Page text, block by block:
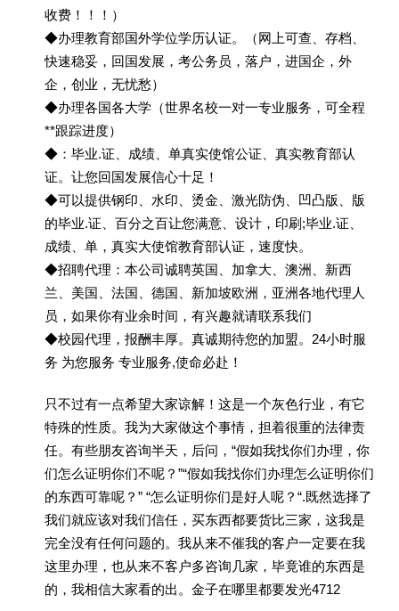
收费！！！）
◆办理教育部国外学位学历认证。（网上可查、存档、
快速稳妥，回国发展，考公务员，落户，进国企，外
企，创业，无忧愁）
◆办理各国各大学（世界名校一对一专业服务，可全程
**跟踪进度）
◆：毕业.证、成绩、单真实使馆公证、真实教育部认
证。让您回国发展信心十足！
◆可以提供钢印、水印、烫金、激光防伪、凹凸版、版
的毕业.证、百分之百让您满意、设计，印刷;毕业.证、
成绩、单，真实大使馆教育部认证，速度快。
◆招聘代理：本公司诚聘英国、加拿大、澳洲、新西
兰、美国、法国、德国、新加坡欧洲，亚洲各地代理人
员，如果你有业余时间，有兴趣就请联系我们
◆校园代理，报酬丰厚。真诚期待您的加盟。24小时服
务 为您服务 专业服务,使命必赴！
只不过有一点希望大家谅解！这是一个灰色行业，有它
特殊的性质。我为大家做这个事情，担着很重的法律责
任。有些朋友咨询半天，后问，“假如我找你们办理，你
们怎么证明你们不呢？”“假如我找你们办理怎么证明你们
的东西可靠呢？” “怎么证明你们是好人呢？“.既然选择了
我们就应该对我们信任，买东西都要货比三家，这我是
完全没有任何问题的。我从来不催我的客户一定要在我
这里办理，也从来不客户多咨询几家，毕竟谁的东西是
的，我相信大家看的出。金子在哪里都要发光4712